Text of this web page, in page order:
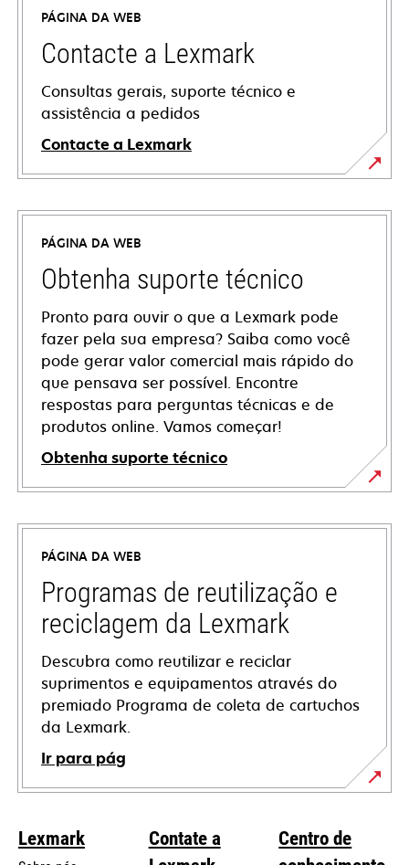
PÁGINA DA WEB
Contacte a Lexmark
Consultas gerais, suporte técnico e
assistência a pedidos
Contacte a Lexmark
PÁGINA DA WEB
Obtenha suporte técnico
Pronto para ouvir o que a Lexmark pode
fazer pela sua empresa? Saiba como você
pode gerar valor comercial mais rápido do
que pensava ser possível. Encontre
respostas para perguntas técnicas e de
produtos online. Vamos começar!
Obtenha suporte técnico
abre
em
nova
guia
PÁGINA DA WEB
Programas de reutilização e
reciclagem da Lexmark
Descubra como reutilizar e reciclar
suprimentos e equipamentos através do
premiado Programa de coleta de cartuchos
da Lexmark.
Ir para pág
Lexmark
Contate a
Centro de